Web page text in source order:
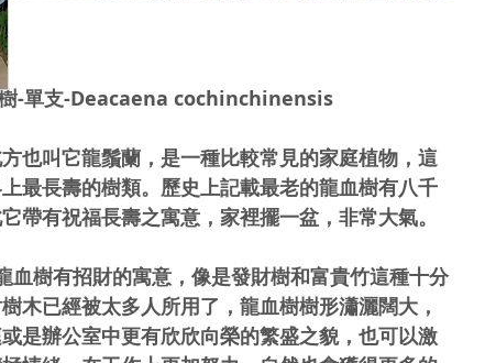
-單支-Deacaena cochinchinensis
也叫它龍鬚蘭，是一種比較常見的家庭植物，這
最長壽的樹類。歷史上記載最老的龍血樹有八千
帶有祝福長壽之寓意，家裡擺一盆，非常大氣。
血樹有招財的寓意，像是發財樹和富貴竹這種十分
木已經被太多人所用了，龍血樹樹形瀟灑闊大，
是辦公室中更有欣欣向榮的繁盛之貌，也可以激